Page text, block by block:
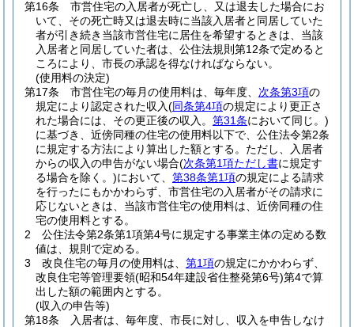
第16条
市営住宅の入居者が死亡し、又は退去した場合にお
いて、その死亡時又は退去時に当該入居者と同居していた
者が引き続き当該市営住宅に居住を希望するときは、当該
入居者と同居していた者は、公住法規則第12条で定めると
ころにより、市長の承認を得なければならない。
(使用料の決定)
第17条
市営住宅の毎月の使用料は、毎年度、 次条第3項の
規定により認定された収入(同条第4項の規定により更正さ
れた場合には、その更正後の収入。 第31条において同じ。)
に基づき、近傍同種の住宅の使用料以下で、公住法令第2条
に規定する方法により算出した額とする。 ただし、入居者
からの収入の申告がない場合(次条第1項ただし書に規定す
る場合を除く。)において、 第38条第1項の規定による請求
を行ったにもかかわらず、市営住宅の入居者がその請求に
応じないときは、当該市営住宅の使用料は、近傍同種の住
宅の使用料とする。
2
公住法令第2条第1項第4号に規定する事業主体の定める数
値は、規則で定める。
3
改良住宅の毎月の使用料は、 第1項の規定にかかわらず、
改良住宅等管理要領(昭和54年建設省住整発第6号)第4で算
出した額の範囲内とする。
(収入の申告等)
第18条
入居者は、毎年度、市長に対し、収入を申告しなけ